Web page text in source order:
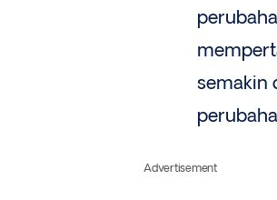
semakin
Advertisement